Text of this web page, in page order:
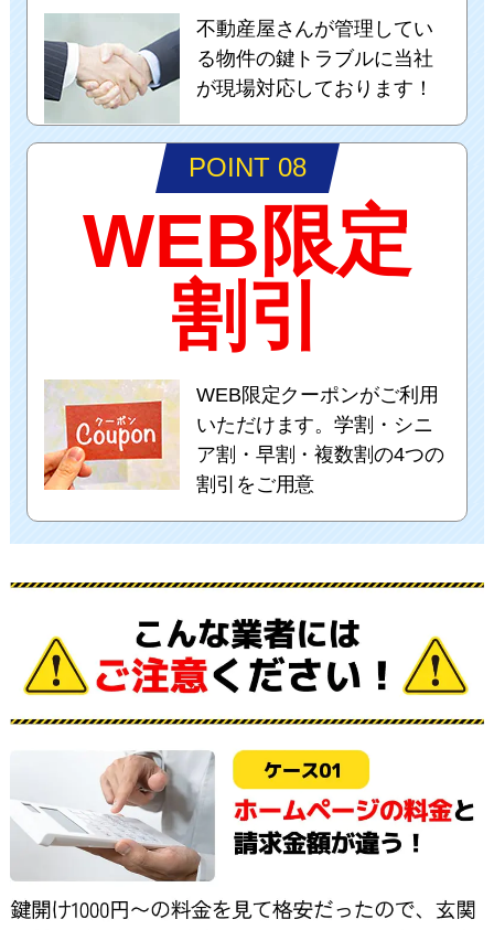
不動産屋さんが管理してい
る物件の鍵トラブルに当社
が現場対応しております！
POINT 08
WEB限定
割引
WEB限定クーポンがご利用
いただけます。学割・シニ
ア割・早割・複数割の4つの
割引をご用意